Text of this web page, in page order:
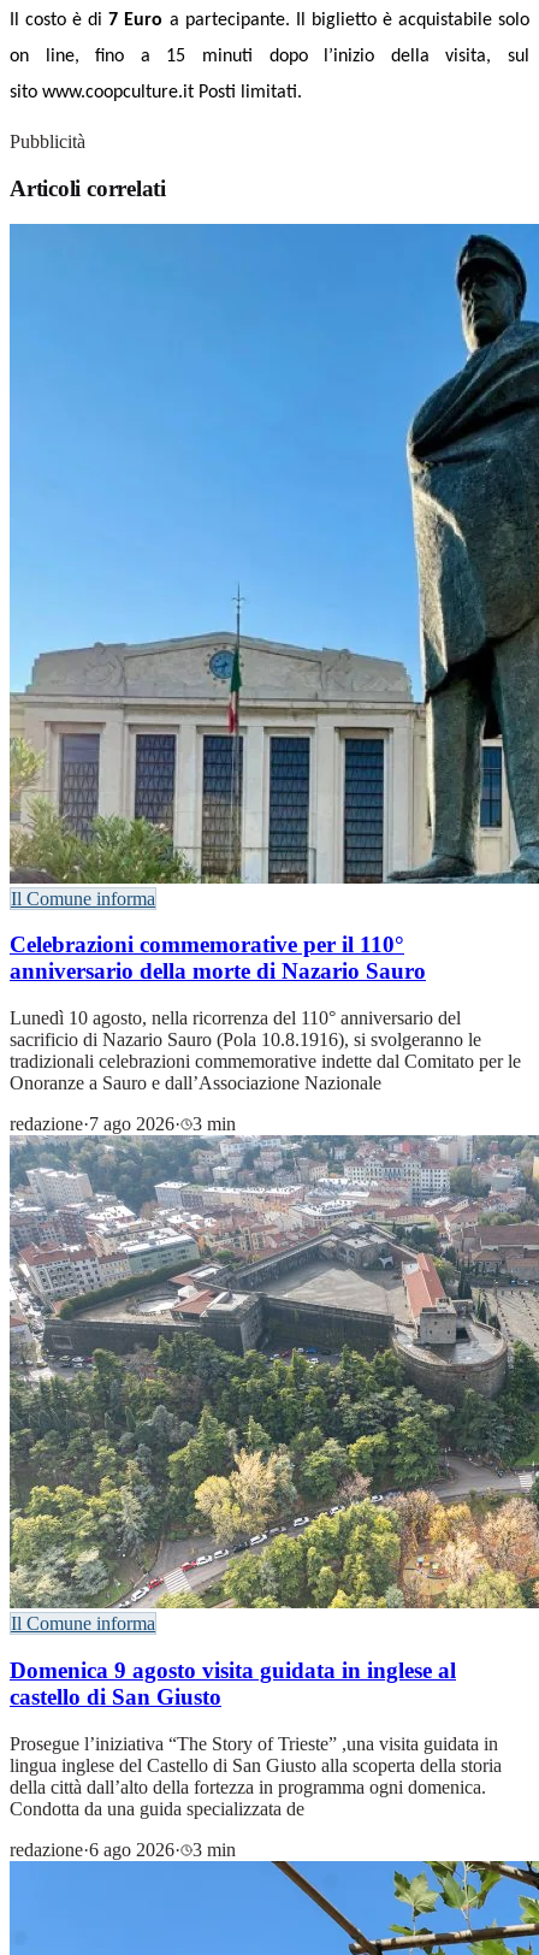
Il costo è di7 Euro a partecipante. Il biglietto è acquistabile solo
on line, fino a 15 minuti dopo l’inizio della visita, sul
sito www.coopculture.it Posti limitati.
Pubblicità
Articoli correlati
Il Comune informa
Celebrazioni commemorative per il 110°
anniversario della morte di Nazario Sauro
Lunedì 10 agosto, nella ricorrenza del 110° anniversario del
sacrificio di Nazario Sauro (Pola 10.8.1916), si svolgeranno le
tradizionali celebrazioni commemorative indette dal Comitato per le
Onoranze a Sauro e dall’Associazione Nazionale
redazione·7 ago 2026· 3 min
Il Comune informa
Domenica 9 agosto visita guidata in inglese al
castello di San Giusto
Prosegue l’iniziativa “The Story of Trieste” ,una visita guidata in
lingua inglese del Castello di San Giusto alla scoperta della storia
della città dall’alto della fortezza in programma ogni domenica.
Condotta da una guida specializzata de
redazione·6 ago 2026· 3 min